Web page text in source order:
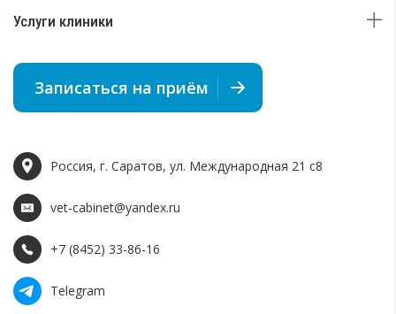
Услуги клиники
Записаться на приём
Россия, г. Саратов, ул. Международная 21 c8
vet-cabinet@yandex.ru
+7 (8452) 33-86-16
Telegram